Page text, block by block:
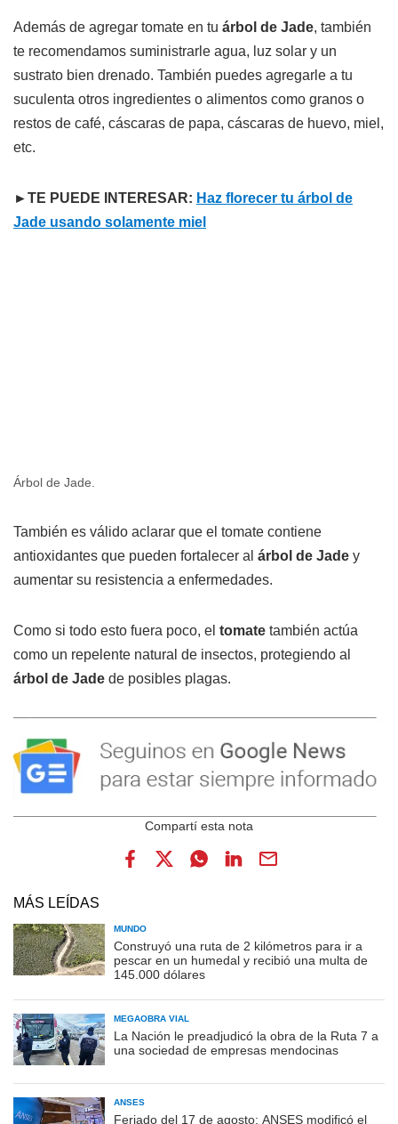
Además de agregar tomate en tu árbol de Jade, también
te recomendamos suministrarle agua, luz solar y un
sustrato bien drenado. También puedes agregarle a tu
suculenta otros ingredientes o alimentos como granos o
restos de café, cáscaras de papa, cáscaras de huevo, miel,
etc.
►TE PUEDE INTERESAR: Haz florecer tu árbol de
Jade usando solamente miel
Árbol de Jade.
También es válido aclarar que el tomate contiene
antioxidantes que pueden fortalecer al árbol de Jade y
aumentar su resistencia a enfermedades.
Como si todo esto fuera poco, el tomate también actúa
como un repelente natural de insectos, protegiendo al
árbol de Jade de posibles plagas.
MÁS LEÍDAS
MUNDO
Construyó una ruta de 2 kilómetros para ir a
pescar en un humedal y recibió una multa de
145.000 dólares
MEGAOBRA VIAL
La Nación le preadjudicó la obra de la Ruta 7 a
una sociedad de empresas mendocinas
ANSES
Feriado del 17 de agosto: ANSES modificó el